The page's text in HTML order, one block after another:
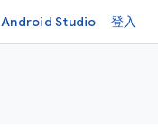
Android Studio 登入